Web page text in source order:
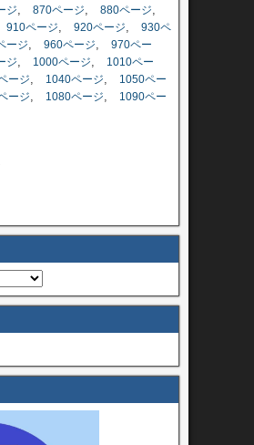
ジ, 870ページ, 880ページ,
910ページ, 920ページ, 930ペ
ージ, 960ページ, 970ペー
ジ, 1000ページ,
1010ペー
ージ, 1040ページ,
1050ペー
ージ, 1080ページ,
1090ペー